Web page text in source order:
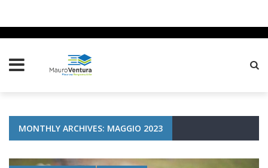
MONTHLY ARCHIVES: MAGGIO 2023